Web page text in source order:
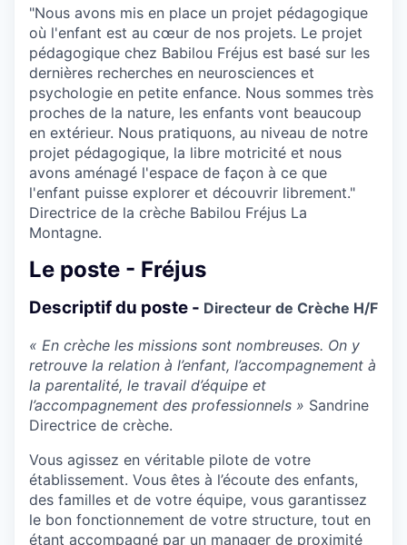
"Nous avons mis en place un projet pédagogique
où l'enfant est au cœur de nos projets. Le projet
pédagogique chez Babilou Fréjus est basé sur les
dernières recherches en neurosciences et
psychologie en petite enfance. Nous sommes très
proches de la nature, les enfants vont beaucoup
en extérieur. Nous pratiquons, au niveau de notre
projet pédagogique, la libre motricité et nous
avons aménagé l'espace de façon à ce que
l'enfant puisse explorer et découvrir librement."
Directrice de la crèche Babilou Fréjus La
Montagne.
Le poste - Fréjus
Descriptif du poste - Directeur de Crèche H/F
« En crèche les missions sont nombreuses. On y
retrouve la relation à l’enfant, l’accompagnement à
la parentalité, le travail d’équipe et
l’accompagnement des professionnels » Sandrine
Directrice de crèche.
Vous agissez en véritable pilote de votre
établissement. Vous êtes à l’écoute des enfants,
des familles et de votre équipe, vous garantissez
le bon fonctionnement de votre structure, tout en
étant accompagné par un manager de proximité